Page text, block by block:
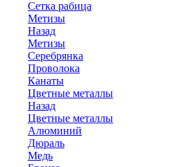
Сетка рабица
Метизы
Назад
Метизы
Серебрянка
Проволока
Канаты
Цветные металлы
Назад
Цветные металлы
Алюминий
Дюраль
Медь